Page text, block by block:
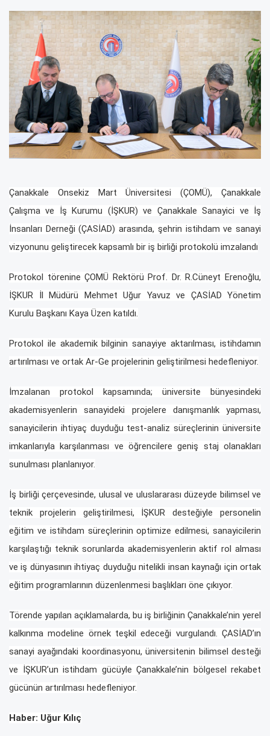
Çanakkale Onsekiz Mart Üniversitesi (ÇOMÜ), Çanakkale
Çalışma ve İş Kurumu (İŞKUR) ve Çanakkale Sanayici ve İş
İnsanları Derneği (ÇASİAD) arasında, şehrin istihdam ve sanayi
vizyonunu geliştirecek kapsamlı bir iş birliği protokolü imzalandı
Protokol törenine ÇOMÜ Rektörü Prof. Dr. R.Cüneyt Erenoğlu,
İŞKUR İl Müdürü Mehmet Uğur Yavuz ve ÇASİAD Yönetim
Kurulu Başkanı Kaya Üzen katıldı.
Protokol ile akademik bilginin sanayiye aktarılması, istihdamın
artırılması ve ortak Ar-Ge projelerinin geliştirilmesi hedefleniyor.
İmzalanan protokol kapsamında; üniversite bünyesindeki
akademisyenlerin sanayideki projelere danışmanlık yapması,
sanayicilerin ihtiyaç duyduğu test-analiz süreçlerinin üniversite
imkanlarıyla karşılanması ve öğrencilere geniş staj olanakları
sunulması planlanıyor.
İş birliği çerçevesinde, ulusal ve uluslararası düzeyde bilimsel ve
teknik projelerin geliştirilmesi, İŞKUR desteğiyle personelin
eğitim ve istihdam süreçlerinin optimize edilmesi, sanayicilerin
karşılaştığı teknik sorunlarda akademisyenlerin aktif rol alması
ve iş dünyasının ihtiyaç duyduğu nitelikli insan kaynağı için ortak
eğitim programlarının düzenlenmesi başlıkları öne çıkıyor.
Törende yapılan açıklamalarda, bu iş birliğinin Çanakkale’nin yerel
kalkınma modeline örnek teşkil edeceği vurgulandı. ÇASİAD’ın
sanayi ayağındaki koordinasyonu, üniversitenin bilimsel desteği
ve İŞKUR’un istihdam gücüyle Çanakkale’nin bölgesel rekabet
gücünün artırılması hedefleniyor.
Haber: Uğur Kılıç